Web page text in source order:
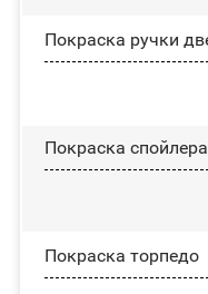
Покраска ручки
Покраска спойлера
Покраска торпедо